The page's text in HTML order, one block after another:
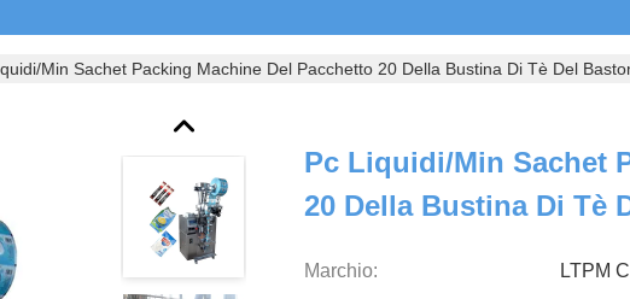
Min Sachet Packing Machine Del Pacchetto 20 Della Bustina Di Tè Del
Pc Liquidi/Min Sachet
20 Della Bustina Di Tè
Marchio: LTPM